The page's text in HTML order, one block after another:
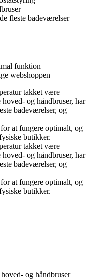
fleste badeværelser
funktion
webshoppen
takket være
og håndbruser, har
badeværelser, og
at fungere optimalt, og
butikker.
takket være
og håndbruser, har
badeværelser, og
at fungere optimalt, og
butikker.
og håndbruser